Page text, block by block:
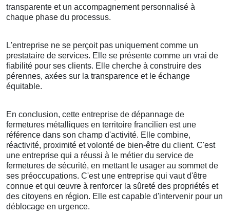
transparente et un accompagnement personnalisé à
chaque phase du processus.
L'entreprise ne se perçoit pas uniquement comme un
prestataire de services. Elle se présente comme un vrai de
fiabilité pour ses clients. Elle cherche à construire des
pérennes, axées sur la transparence et le échange
équitable.
En conclusion, cette entreprise de dépannage de
fermetures métalliques en territoire francilien est une
référence dans son champ d'activité. Elle combine,
réactivité, proximité et volonté de bien-être du client. C'est
une entreprise qui a réussi à le métier du service de
fermetures de sécurité, en mettant le usager au sommet de
ses préoccupations. C'est une entreprise qui vaut d'être
connue et qui œuvre à renforcer la sûreté des propriétés et
des citoyens en région. Elle est capable d'intervenir pour un
déblocage en urgence.